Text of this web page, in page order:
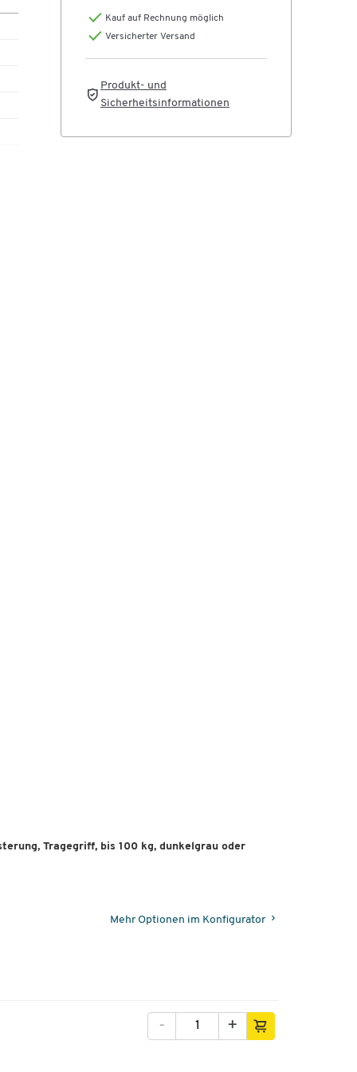
Kauf auf Rechnung möglich
Versicherter Versand
Produkt- und
Sicherheitsinformationen
Tragegriff, bis 100 kg, dunkelgrau oder
Mehr Optionen im Konfigurator
+
-